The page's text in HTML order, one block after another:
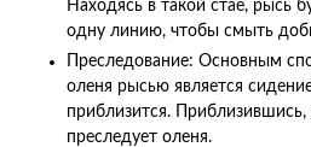
Находясь в такой стае, рысь
одну линию, чтобы смыть
Преследование: Основным
оленя рысью является
приблизится.
преследует оленя.